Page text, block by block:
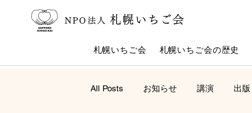
NPO法人 札幌いちご会
札幌いちご会 札幌いちご会の歴史
All Posts お知らせ 講演 出版